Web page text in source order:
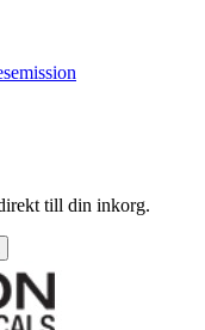
till din inkorg.